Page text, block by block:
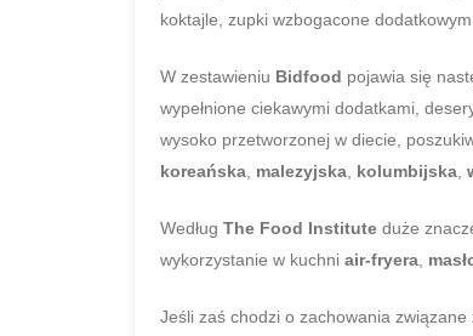
koktajle, zupki wzbogacone
W zestawieniu Bidfood pojawia się
wypełnione ciekawymi dodatkami,
wysoko przetworzonej w diecie,
koreańska malezyjska kolumbijska
Według The Food Institute duże
wykorzystanie w kuchni air-fryera
Jeśli zaś chodzi o zachowania